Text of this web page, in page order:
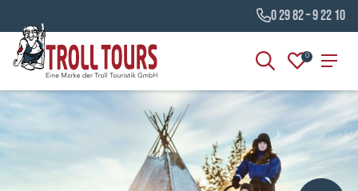
0 29 82 – 9 22 10
0